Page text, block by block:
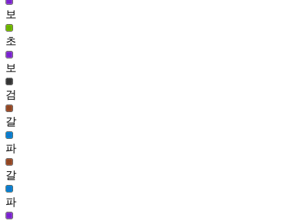
흑발 허쉬 헤어(남)
56,582
110
SD 전율의 타츠마키 헤어
56,229
111
슈리 헤어(남)
56,014
112
애쉬 페르 헤어(남)
55,960
113
벨라 헤어(여)
보
초
보
검
갈
파
갈
파